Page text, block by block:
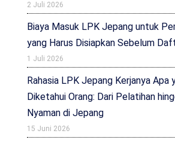
2 Juli 2026
Biaya Masuk LPK Jepang untuk
yang Harus Disiapkan Sebelum
1 Juli 2026
Rahasia LPK Jepang Kerjanya Apa
Diketahui Orang: Dari Pelatihan
Nyaman di Jepang
15 Juni 2026